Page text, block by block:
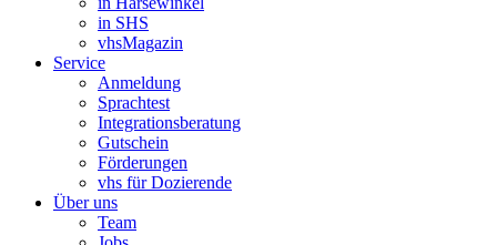
in SHS
vhsMagazin
Service
Anmeldung
Sprachtest
Integrationsberatung
Gutschein
Förderungen
vhs für Dozierende
Über uns
Team